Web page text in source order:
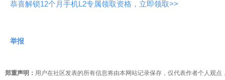
恭喜解锁12个月手机L2专属领取资格，立即领取>>
举报
郑重声明： 用户在社区发表的所有信息将由本网站记录保存，仅代表作者个人观